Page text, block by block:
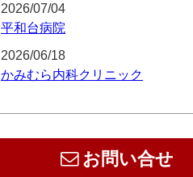
2026/07/04
平和台病院
2026/06/18
かみむら内科クリニック
お問い合せ